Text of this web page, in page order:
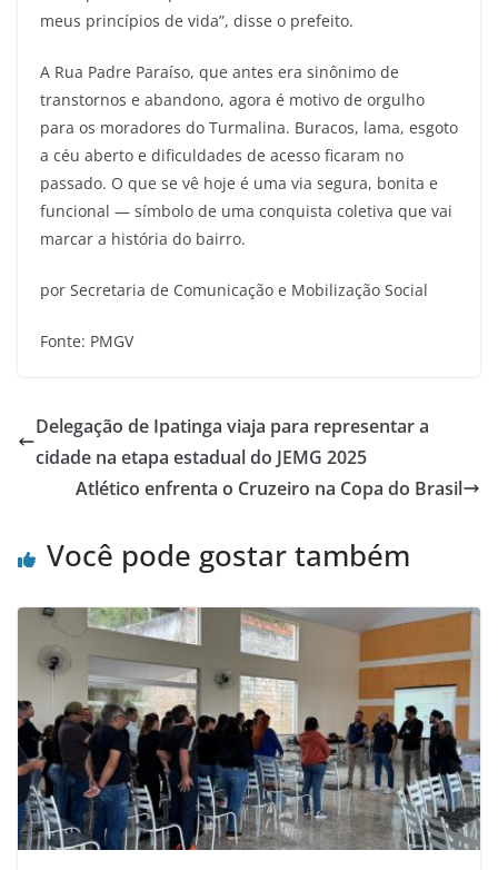
meus princípios de vida”, disse o prefeito.
A Rua Padre Paraíso, que antes era sinônimo de
transtornos e abandono, agora é motivo de orgulho
para os moradores do Turmalina. Buracos, lama, esgoto
a céu aberto e dificuldades de acesso ficaram no
passado. O que se vê hoje é uma via segura, bonita e
funcional — símbolo de uma conquista coletiva que vai
marcar a história do bairro.
por Secretaria de Comunicação e Mobilização Social
Fonte: PMGV
Delegação de Ipatinga viaja para representar a
cidade na etapa estadual do JEMG 2025
Atlético enfrenta o Cruzeiro na Copa do Brasil
Você pode gostar também